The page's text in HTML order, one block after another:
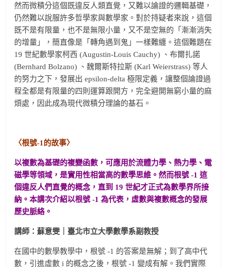
然而微積分這個既違反人類直覺，又難以論證的邏輯基礎，
仍然難以說服許多哲學家與數學家。對於持疑者來說，這個
既不是有限量，也不是無限小量，又不是空無的「漸漸消失
的增量」，簡直像是「轉角遇到鬼」一樣難纏。這個難題在
19 世紀數學家柯西 (Augustin-Louis Cauchy) 、布爾扎諾
(Bernhard Bolzano) 、魏爾斯特拉斯 (Karl Weierstrass) 等人
的努力之下，發展出 epsilon-delta 極限定義，讓整個論證過
程全都是有限量的四則運算跟開方，完全避開無窮小量的麻
煩處，因此成為現代微積分理論的基石。
〈根號-1的故事〉
以複數為基礎的複變函數，可應用於流體力學、熱力學、電
磁學等領域，是實用性相當高的數學思維。然而根號 -1 這
個違反人們直覺的概念，直到 19 世紀才正式為數學界所接
納。本講次介紹以根號 -1 為代表，虛數與複數概念的發展
歷史脈絡。
講師：蘇意雯｜臺北市立大學數學系副教授
在國中的數學教學中，根號 -1 的答案是無解；到了高中代
數，引進虛數 i 的概念之後，根號 -1 變成有解。我們實際